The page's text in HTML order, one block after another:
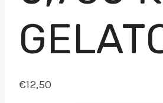
€12,50